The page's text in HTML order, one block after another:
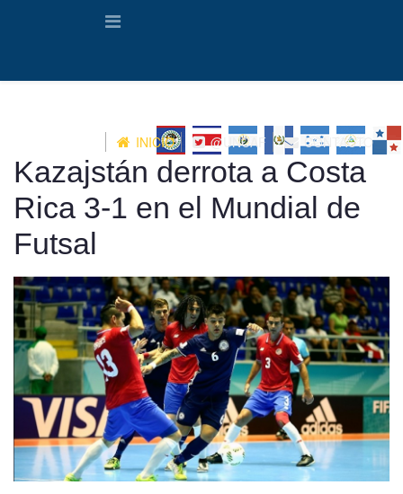
INICIO @UNCAF CONTACTO
Kazajstán derrota a Costa
Rica 3-1 en el Mundial de
Futsal